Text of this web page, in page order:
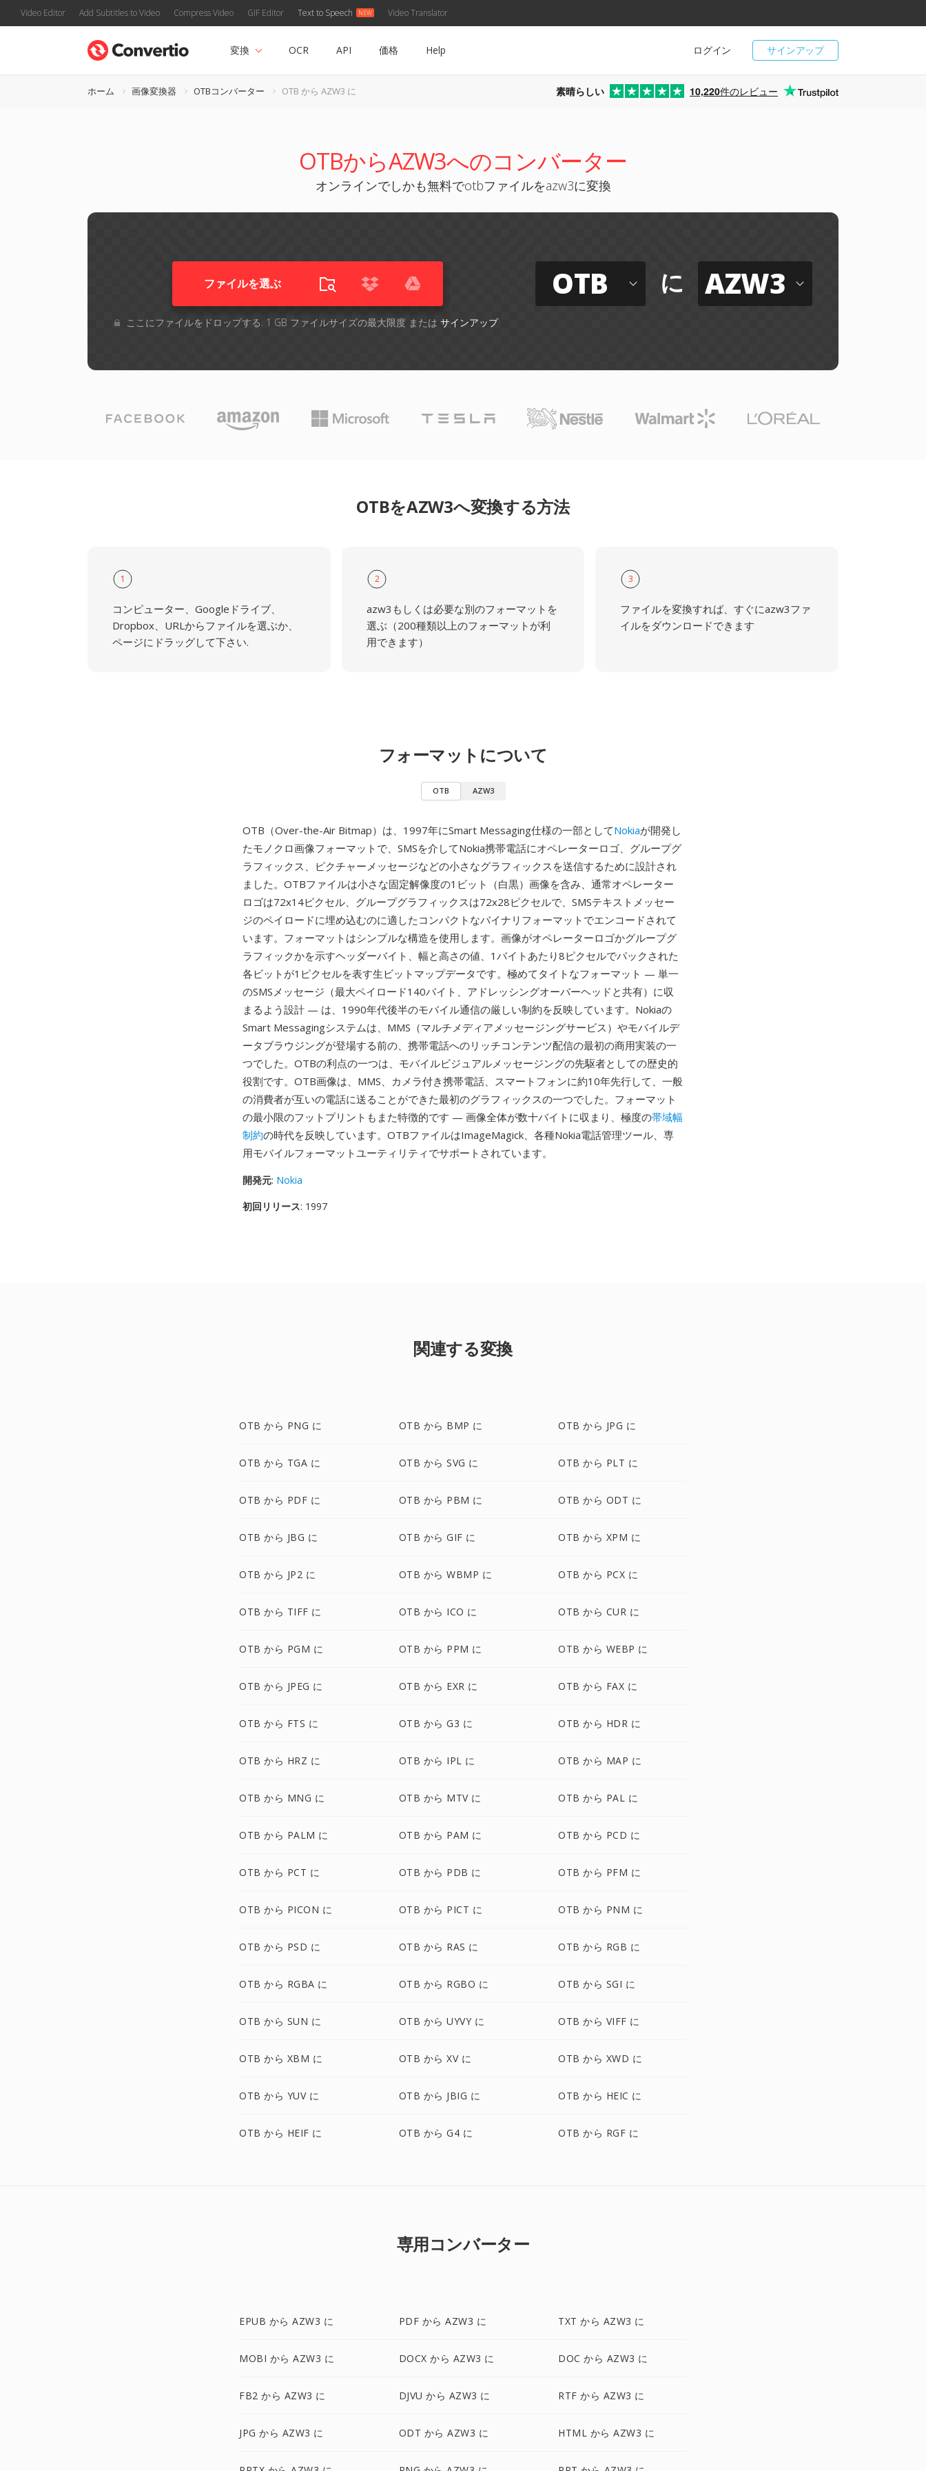
Video Editor Add Subtitles to Video Compress Video GIF Editor Text to Speech Video Translator
サインアップ
ログイン
変換 OCR API 価格 Help
ホーム 画像変換器 OTBコンバーター OTB から AZW3 に 素晴らしい 10,220件のレビュー
OTBからAZW3へのコンバーター
オンラインでしかも無料でotbファイルをazw3に変換
ファイルを選ぶ
ここにファイルをドロップする. 1 GB ファイルサイズの最大限度 または サインアップ
OTB に AZW3
OTBをAZW3へ変換する方法
1
コンピューター、Googleドライブ、
Dropbox、URLからファイルを選ぶか、
ページにドラッグして下さい.
2
azw3もしくは必要な別のフォーマットを
選ぶ（200種類以上のフォーマットが利
用できます）
3
ファイルを変換すれば、すぐにazw3ファ
イルをダウンロードできます
フォーマットについて
OTB AZW3
OTB（Over-the-Air Bitmap）は、1997年にSmart Messaging仕様の一部としてNokiaが開発し
たモノクロ画像フォーマットで、SMSを介してNokia携帯電話にオペレーターロゴ、グループグ
ラフィックス、ピクチャーメッセージなどの小さなグラフィックスを送信するために設計され
ました。OTBファイルは小さな固定解像度の1ビット（白黒）画像を含み、通常オペレーター
ロゴは72x14ピクセル、グループグラフィックスは72x28ピクセルで、SMSテキストメッセー
ジのペイロードに埋め込むのに適したコンパクトなバイナリフォーマットでエンコードされて
います。フォーマットはシンプルな構造を使用します。画像がオペレーターロゴかグループグ
ラフィックかを示すヘッダーバイト、幅と高さの値、1バイトあたり8ピクセルでパックされた
各ビットが1ピクセルを表す生ビットマップデータです。極めてタイトなフォーマット — 単一
のSMSメッセージ（最大ペイロード140バイト、アドレッシングオーバーヘッドと共有）に収
まるよう設計 — は、1990年代後半のモバイル通信の厳しい制約を反映しています。Nokiaの
Smart Messagingシステムは、MMS（マルチメディアメッセージングサービス）やモバイルデ
ータブラウジングが登場する前の、携帯電話へのリッチコンテンツ配信の最初の商用実装の一
つでした。OTBの利点の一つは、モバイルビジュアルメッセージングの先駆者としての歴史的
役割です。OTB画像は、MMS、カメラ付き携帯電話、スマートフォンに約10年先行して、一般
の消費者が互いの電話に送ることができた最初のグラフィックスの一つでした。フォーマット
の最小限のフットプリントもまた特徴的です — 画像全体が数十バイトに収まり、極度の帯域幅
制約の時代を反映しています。OTBファイルはImageMagick、各種Nokia電話管理ツール、専
用モバイルフォーマットユーティリティでサポートされています。
開発元: Nokia
初回リリース: 1997
関連する変換
OTB から PNG に OTB から BMP に OTB から JPG に
OTB から TGA に OTB から SVG に OTB から PLT に
OTB から PDF に OTB から PBM に OTB から ODT に
OTB から JBG に OTB から GIF に OTB から XPM に
OTB から JP2 に OTB から WBMP に OTB から PCX に
OTB から TIFF に OTB から ICO に OTB から CUR に
OTB から PGM に OTB から PPM に OTB から WEBP に
OTB から JPEG に OTB から EXR に OTB から FAX に
OTB から FTS に OTB から G3 に OTB から HDR に
OTB から HRZ に OTB から IPL に OTB から MAP に
OTB から MNG に OTB から MTV に OTB から PAL に
OTB から PALM に OTB から PAM に OTB から PCD に
OTB から PCT に OTB から PDB に OTB から PFM に
OTB から PICON に OTB から PICT に OTB から PNM に
OTB から PSD に OTB から RAS に OTB から RGB に
OTB から RGBA に OTB から RGBO に OTB から SGI に
OTB から SUN に OTB から UYVY に OTB から VIFF に
OTB から XBM に OTB から XV に OTB から XWD に
OTB から YUV に OTB から JBIG に OTB から HEIC に
OTB から HEIF に OTB から G4 に OTB から RGF に
専用コンバーター
EPUB から AZW3 に PDF から AZW3 に TXT から AZW3 に
MOBI から AZW3 に DOCX から AZW3 に DOC から AZW3 に
FB2 から AZW3 に DJVU から AZW3 に RTF から AZW3 に
JPG から AZW3 に ODT から AZW3 に HTML から AZW3 に